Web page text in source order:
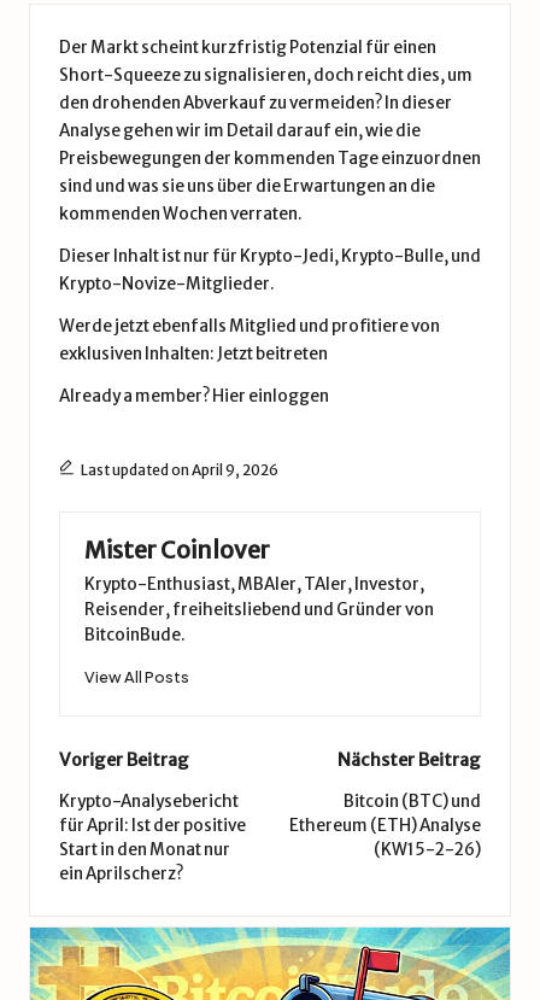
Der Markt scheint kurzfristig Potenzial für einen
Short-Squeeze zu signalisieren, doch reicht dies, um
den drohenden Abverkauf zu vermeiden? In dieser
Analyse gehen wir im Detail darauf ein, wie die
Preisbewegungen der kommenden Tage einzuordnen
sind und was sie uns über die Erwartungen an die
kommenden Wochen verraten.
Dieser Inhalt ist nur für Krypto-Jedi, Krypto-Bulle, und
Krypto-Novize-Mitglieder.
Werde jetzt ebenfalls Mitglied und profitiere von
exklusiven Inhalten: Jetzt beitreten
Already a member? Hier einloggen
Last updated on April 9, 2026
Mister Coinlover
Krypto-Enthusiast, MBAler, TAler, Investor,
Reisender, freiheitsliebend und Gründer von
BitcoinBude.
View All Posts
Post
navigation
Voriger Beitrag
Krypto-Analysebericht
für April: Ist der positive
Start in den Monat nur
ein Aprilscherz?
Nächster Beitrag
Bitcoin (BTC) und
Ethereum (ETH) Analyse
(KW15-2-26)